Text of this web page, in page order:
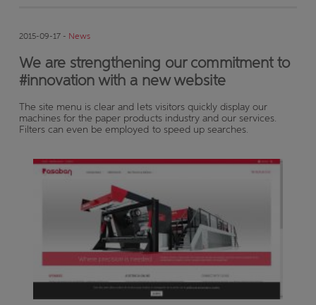
2015-09-17 - News
We are strengthening our commitment to
#innovation with a new website
The site menu is clear and lets visitors quickly display our
machines for the paper products industry and our services.
Filters can even be employed to speed up searches.